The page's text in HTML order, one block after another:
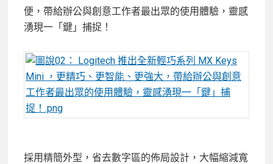
便，帶給辦公與創意工作者最出眾的使用體驗，靈感
湧現一「鍵」捕捉！
採用精簡外型，省去數字區的佈局設計，大幅縮減寬